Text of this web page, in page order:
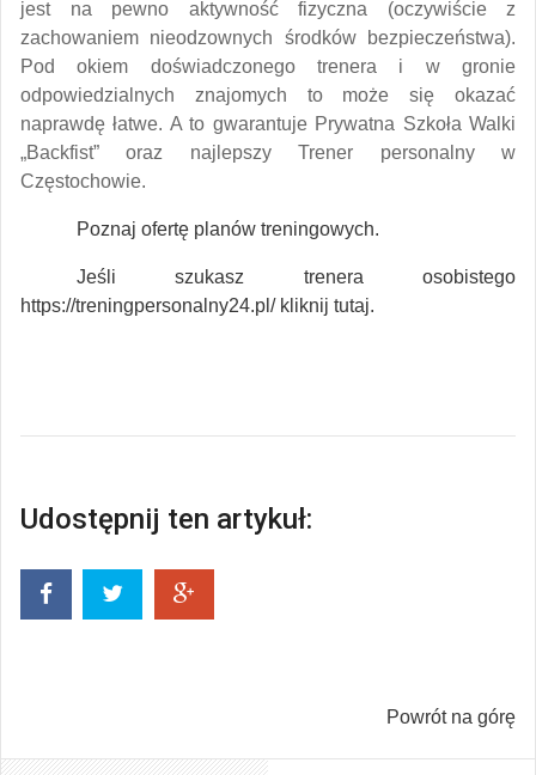
jest na pewno aktywność fizyczna (oczywiście z
zachowaniem nieodzownych środków bezpieczeństwa).
Pod okiem doświadczonego trenera i w gronie
odpowiedzialnych znajomych to może się okazać
naprawdę łatwe. A to gwarantuje Prywatna Szkoła Walki
„Backfist” oraz najlepszy Trener personalny w
Częstochowie.
Poznaj ofertę planów treningowych.
Jeśli szukasz trenera osobistego
https://treningpersonalny24.pl/ kliknij tutaj.
Udostępnij ten artykuł:
Powrót na górę